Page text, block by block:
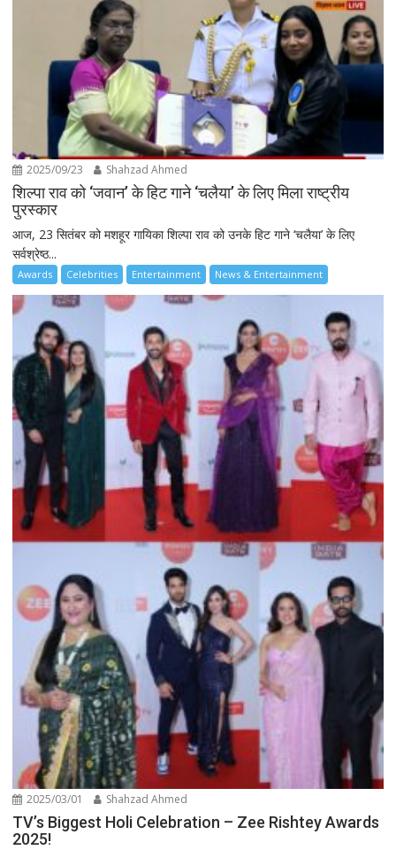
2025/09/23 Shahzad Ahmed
शिल्पा राव को ‘जवान’ के हिट गाने ‘चलैया’ के लिए मिला राष्ट्रीय
पुरस्कार
आज, 23 सितंबर को मशहूर गायिका शिल्पा राव को उनके हिट गाने ‘चलैया’ के लिए
सर्वश्रेष्ठ...
Awards Celebrities Entertainment News & Entertainment
2025/03/01 Shahzad Ahmed
TV’s Biggest Holi Celebration – Zee Rishtey Awards
2025!